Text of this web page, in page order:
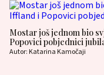
Mostar još jednom bio
Popovici pobjednici
Autor: Katarina Kamočaji